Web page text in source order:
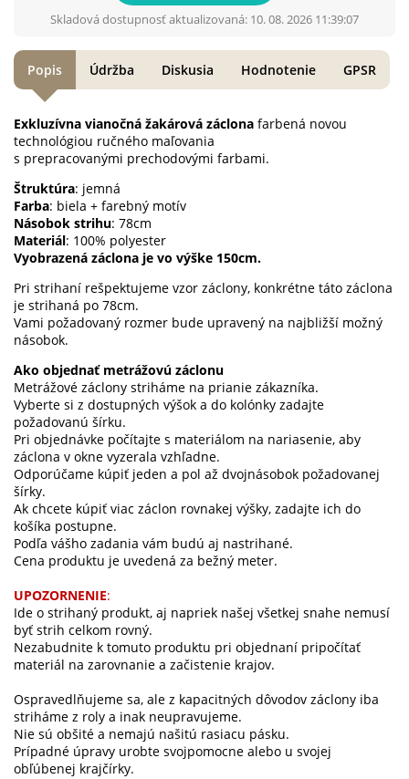
Skladová dostupnosť aktualizovaná: 10. 08. 2026 11:39:07
Exkluzívna vianočná žakárová záclona farbená novou
technológiou ručného maľovania
s prepracovanými prechodovými farbami.
Štruktúra: jemná
Farba: biela + farebný motív
Násobok strihu: 78cm
Materiál: 100% polyester
Vyobrazená záclona je vo výške 150cm.
Pri strihaní rešpektujeme vzor záclony, konkrétne táto záclona
je strihaná po 78cm.
Vami požadovaný rozmer bude upravený na najbližší možný
násobok.
Ako objednať metrážovú záclonu
Metrážové záclony striháme na prianie zákazníka.
Vyberte si z dostupných výšok a do kolónky zadajte
požadovanú šírku.
Pri objednávke počítajte s materiálom na nariasenie, aby
záclona v okne vyzerala vzhľadne.
Odporúčame kúpiť jeden a pol až dvojnásobok požadovanej
šírky.
Ak chcete kúpiť viac záclon rovnakej výšky, zadajte ich do
košíka postupne.
Podľa vášho zadania vám budú aj nastrihané.
Cena produktu je uvedená za bežný meter.
UPOZORNENIE:
Ide o strihaný produkt, aj napriek našej všetkej snahe nemusí
byť strih celkom rovný.
Nezabudnite k tomuto produktu pri objednaní pripočítať
materiál na zarovnanie a začistenie krajov.
Ospravedlňujeme sa, ale z kapacitných dôvodov záclony iba
striháme z roly a inak neupravujeme.
Nie sú obšité a nemajú našitú rasiacu pásku.
Prípadné úpravy urobte svojpomocne alebo u svojej
obľúbenej krajčírky.
Popis Údržba Diskusia Hodnotenie GPSR